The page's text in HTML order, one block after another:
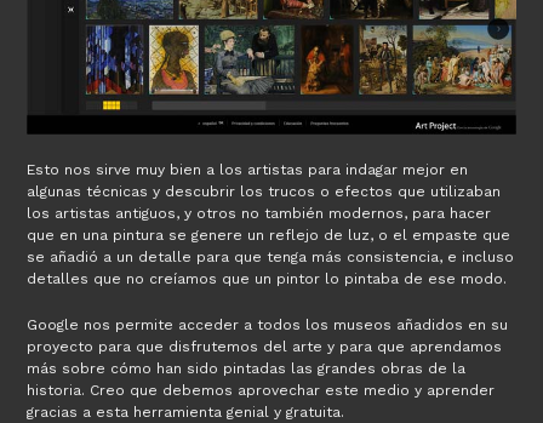
Esto nos sirve muy bien a los artistas para indagar mejor en
algunas técnicas y descubrir los trucos o efectos que utilizaban
los artistas antiguos, y otros no también modernos, para hacer
que en una pintura se genere un reflejo de luz, o el empaste que
se añadió a un detalle para que tenga más consistencia, e incluso
detalles que no creíamos que un pintor lo pintaba de ese modo.
Google nos permite acceder a todos los museos añadidos en su
proyecto para que disfrutemos del arte y para que aprendamos
más sobre cómo han sido pintadas las grandes obras de la
historia. Creo que debemos aprovechar este medio y aprender
gracias a esta herramienta genial y gratuita.